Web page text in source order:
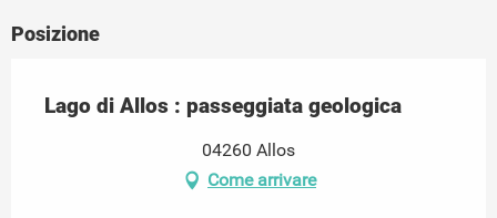
Posizione
Lago di Allos : passeggiata geologica
04260 Allos
Come arrivare